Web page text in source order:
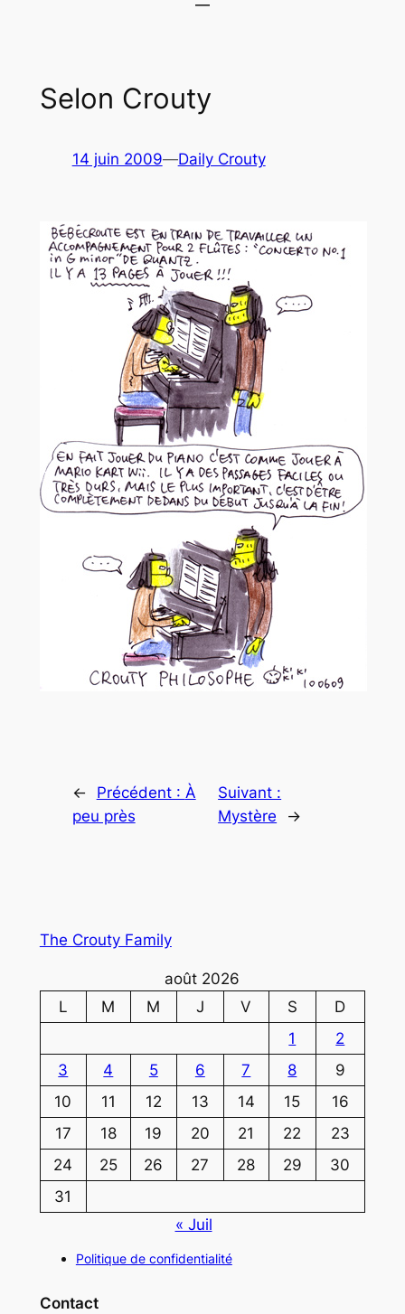
Selon Crouty
14 juin 2009—Daily Crouty
← Précédent : À
peu près
Suivant :
Mystère
→
The Crouty Family
août 2026
L
M M J V S
D
1
2
3
4 5 6 7 8
9
10
11 12 13 14 15
16
17
18 19 20 21 22
23
24
25 26 27 28 29
30
31
« Juil
Politique de confidentialité
Contact